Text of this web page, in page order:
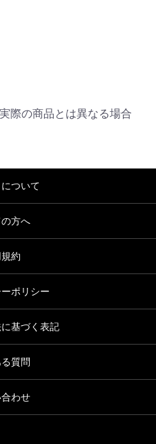
際の商品とは異なる場合
ついて
方へ
約
ポリシー
基づく表記
質問
わせ